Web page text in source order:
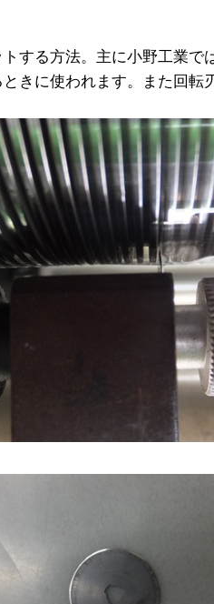
する方法。主に小野工業で
きに使われます。また回転